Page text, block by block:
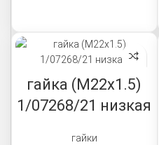
гайка (М22х1.5)
1/07268/21 низкая
гайки